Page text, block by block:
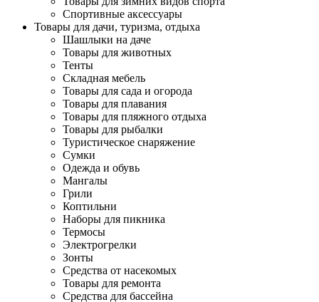
Спортивные аксессуары
Товары для дачи, туризма, отдыха
Шашлыки на даче
Товары для животных
Тенты
Складная мебель
Товары для сада и огорода
Товары для плавания
Товары для пляжного отдыха
Товары для рыбалки
Туристическое снаряжение
Сумки
Одежда и обувь
Мангалы
Грили
Коптильни
Наборы для пикника
Термосы
Электрогрелки
Зонты
Средства от насекомых
Товары для ремонта
Средства для бассейна